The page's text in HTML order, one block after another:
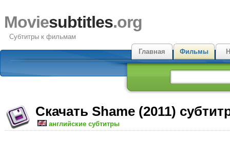
Moviesubtitles.org
Субтитры к фильмам
Главная
Фильмы
Скачать Shame (2011)
английские субтитры